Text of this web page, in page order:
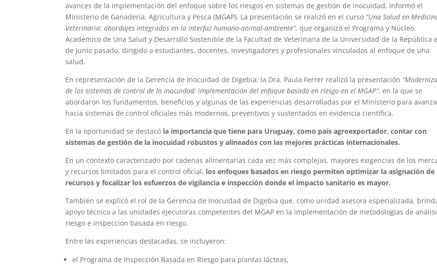
avances de la implementación del enfoque sobre los riesgos en sistemas de gestión de inocuidad, informó el
Ministerio de Ganadería, Agricultura y Pesca (MGAP). La presentación se realizó en el curso “Una Salud en
Veterinaria: abordajes integrados en la interfaz humano-animal-ambiente”, que organizó el Programa y Núcleo
Académico de Una Salud y Desarrollo Sostenible de la Facultad de Veterinaria de la Universidad de la República
de junio pasado, dirigido a estudiantes, docentes, investigadores y profesionales vinculados al enfoque de una
salud.
En representación de la Gerencia de Inocuidad de Digebia, la Dra. Paula Ferrer realizó la presentación
de los sistemas de control de la inocuidad: implementación del enfoque basado en riesgo en el MGAP”, en la que se
abordaron los fundamentos, beneficios y algunas de las experiencias desarrolladas por el Ministerio para
hacia sistemas de control oficiales más modernos, preventivos y sustentados en evidencia científica.
En la oportunidad se destacó la importancia que tiene para Uruguay, como país agroexportador, contar con
sistemas de gestión de la inocuidad robustos y alineados con las mejores prácticas internacionales.
En un contexto caracterizado por cadenas alimentarias cada vez más complejas, mayores exigencias de los
y recursos limitados para el control oficial, los enfoques basados en riesgo permiten optimizar la asignación de
recursos y focalizar los esfuerzos de vigilancia e inspección donde el impacto sanitario es mayor.
También se explicó el rol de la Gerencia de Inocuidad de Digebia que, como unidad asesora especializada,
apoyo técnico a las unidades ejecutoras competentes del MGAP en la implementación de metodologías de
riesgo e inspección basada en riesgo.
Entre las experiencias destacadas, se incluyeron:
el Programa de Inspección Basada en Riesgo para plantas lácteas,